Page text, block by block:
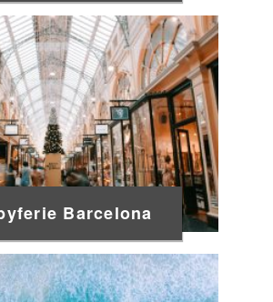
Barcelona